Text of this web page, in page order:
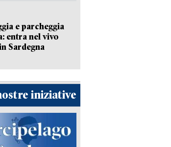
e parcheggia
entra nel vivo
Sardegna
iniziative